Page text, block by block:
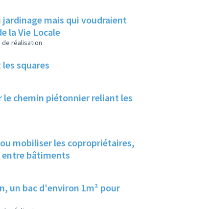
mais qui voudraient
la Vie Locale
réalisation
squares
le chemin piétonnier reliant les
mobiliser les copropriétaires,
entre bâtiments
un bac d'environ 1m² pour